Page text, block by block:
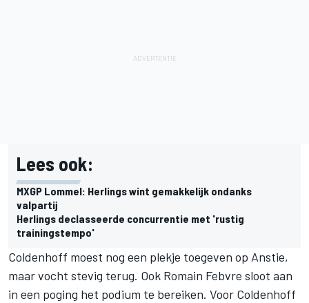
Lees ook:
MXGP Lommel: Herlings wint gemakkelijk ondanks
valpartij
Herlings declasseerde concurrentie met 'rustig
trainingstempo'
Coldenhoff moest nog een plekje toegeven op Anstie,
maar vocht stevig terug. Ook Romain Febvre sloot aan
in een poging het podium te bereiken. Voor Coldenhoff